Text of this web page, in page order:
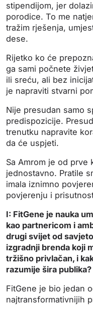
stipendijom, jer
porodice. To me
tražim rješenja,
dese.
Rijetko ko će
ga sami počnete
ili sreću, ali bez
je napraviti stvarni
Nije presudan samo
predispozicije.
trenutku napravite
da će uspjeti.
Sa Amrom je od prve
jednostavno. Pratile
imala iznimno
povjerenju i
I: FitGene je nauka
kao partnericom i
drugi svijet od
izgradnji brenda koji
tržišno privlačan, i
razumije šira publika?
FitGene je bio jedan
najtransformativnijih